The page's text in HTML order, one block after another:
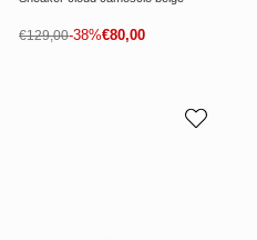
Prezzo di vendita
€80,00
Prezzo normale
€129,00-38%